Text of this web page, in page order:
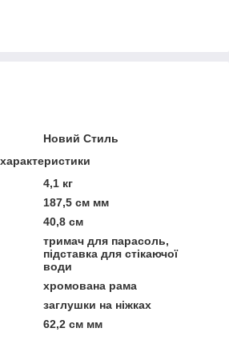
Новий Стиль
4,1 кг
187,5 см мм
40,8 см
тримач для парасоль,
підставка для стікаючої
води
хромована рама
заглушки на ніжках
62,2 см мм